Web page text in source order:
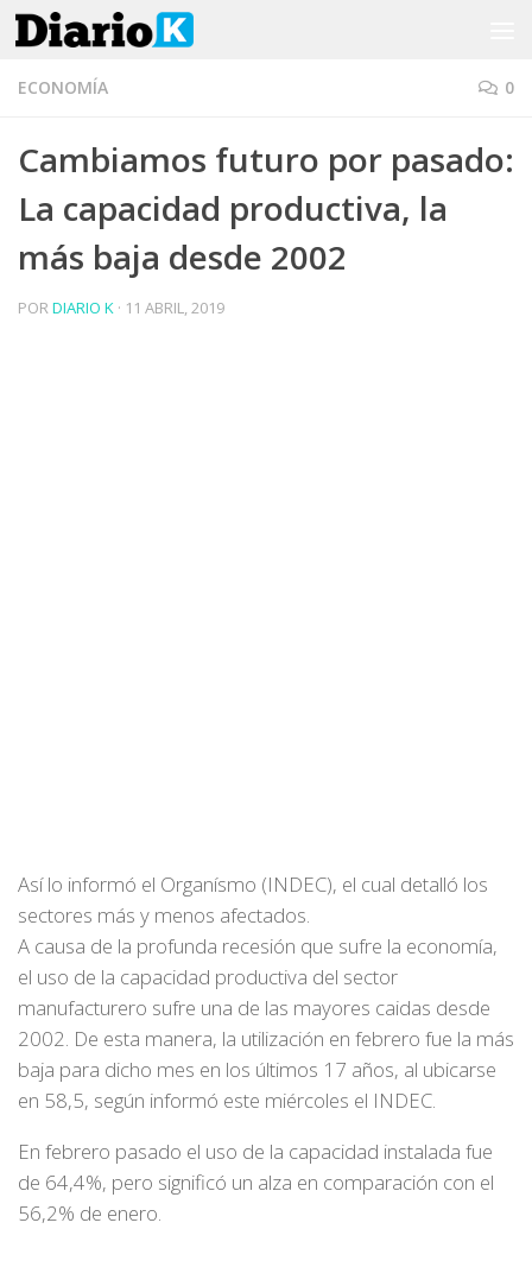
Saltar al contenido
ECONOMÍA 0
Cambiamos futuro por pasado:
La capacidad productiva, la
más baja desde 2002
PORDIARIO K · 11 ABRIL, 2019
Así lo informó el Organísmo (INDEC), el cual detalló los
sectores más y menos afectados.
A causa de la profunda recesión que sufre la economía,
el uso de la capacidad productiva del sector
manufacturero sufre una de las mayores caidas desde
2002. De esta manera, la utilización en febrero fue la más
baja para dicho mes en los últimos 17 años, al ubicarse
en 58,5, según informó este miércoles el INDEC.
En febrero pasado el uso de la capacidad instalada fue
de 64,4%, pero significó un alza en comparación con el
56,2% de enero.